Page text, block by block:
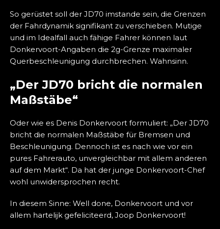
So gerüstet soll der JD70 imstande sein, die Grenzen
der Fahrdynamik signifikant zu verschieben. Mutige
und im Idealfall auch fähige Fahrer können laut
Donkervoort-Angaben die 2g-Grenze maximaler
Querbeschleunigung durchbrechen. Wahnsinn.
„Der JD70 bricht die normalen
Maßstäbe“
Oder wie es Denis Donkervoort formuliert: „Der JD70
bricht die normalen Maßstäbe für Bremsen und
Beschleunigung. Dennoch ist es nach wie vor ein
pures Fahrerauto, unvergleichbar mit allem anderen
auf dem Markt“. Da hat der junge Donkervoort-Chef
wohl unwidersprochen recht.
In diesem Sinne: Well done, Donkervoort und vor
allem hartelijk gefeliciteerd, Joop Donkervoort!